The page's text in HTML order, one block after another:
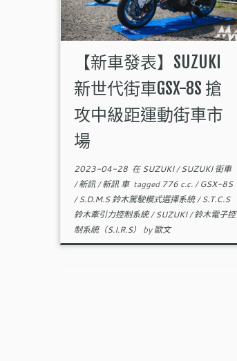
【新車發表】SUZUKI
新世代街車GSX-8S 搶
攻中級距運動街車市
場
2023-04-28 在SUZUKI/SUZUKI 街車
/新訊/新訊 車 tagged 776 c.c./GSX-8S
/S.D.M.S 鈴木駕駛模式選擇系統/S.T.C.S
鈴木牽引力控制系統/SUZUKI/鈴木電子控
制系統（S.I.R.S） by歐文